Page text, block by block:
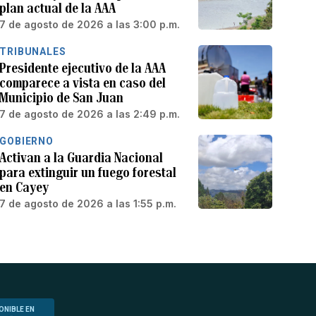
plan actual de la AAA
7 de agosto de 2026 a las 3:00 p.m.
TRIBUNALES
Presidente ejecutivo de la AAA
comparece a vista en caso del
Municipio de San Juan
7 de agosto de 2026 a las 2:49 p.m.
GOBIERNO
Activan a la Guardia Nacional
para extinguir un fuego forestal
en Cayey
7 de agosto de 2026 a las 1:55 p.m.
EN